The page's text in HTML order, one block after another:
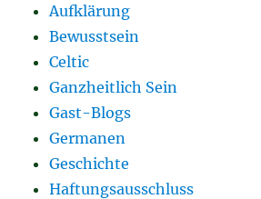
Aufklärung
Bewusstsein
Celtic
Ganzheitlich Sein
Gast-Blogs
Germanen
Geschichte
Haftungsausschluss